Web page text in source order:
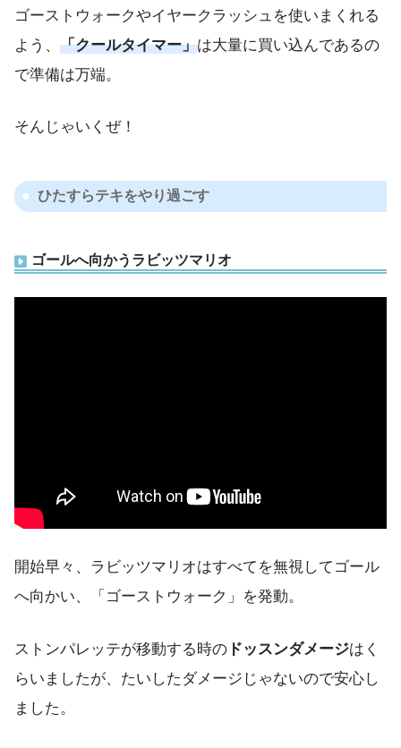
ゴーストウォークやイヤークラッシュを使いまくれる
よう、 「クールタイマー」は大量に買い込んであるの
で準備は万端。
そんじゃいくぜ！
ひたすらテキをやり過ごす
ゴールへ向かうラビッツマリオ
開始早々、ラビッツマリオはすべてを無視してゴール
へ向かい、「ゴーストウォーク」を発動。
ストンパレッテが移動する時の ドッスンダメージはく
らいましたが、たいしたダメージじゃないので安心し
ました。